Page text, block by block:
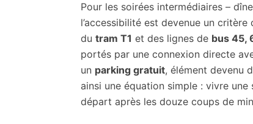
Toulouse
et
en
Haute-
Garonne
(31)
★
Pour les soirées intermédiaires –
l’accessibilité est devenue un
du tram T1 et des lignes de bus 45,
portés par une connexion directe
un parking gratuit, élément devenu
ainsi une équation simple : vivre
départ après les douze coups de